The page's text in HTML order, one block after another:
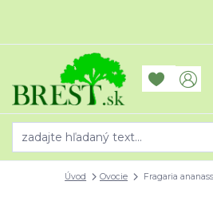
Úvod Ovocie Fragaria